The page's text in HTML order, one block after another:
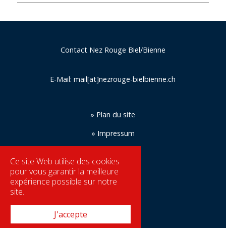
Ce site Web utilise des cookies
pour vous garantir la meilleure
expérience possible sur notre
site.
J'accepte
Contact Nez Rouge Biel/Bienne
E-Mail:mail[at]nezrouge-bielbienne.ch
» Plan du site
» Impressum